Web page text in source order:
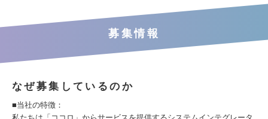
募集情報
なぜ募集しているのか
■当社の特徴：